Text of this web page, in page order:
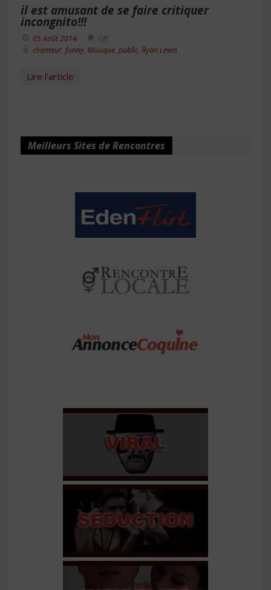
il est amusant de se faire critiquer
incongnito!!!
05 Août 2014
Off
chanteur funny Musique public, Ryan Lewis
Lire l'article
Meilleurs Sites de Rencontres